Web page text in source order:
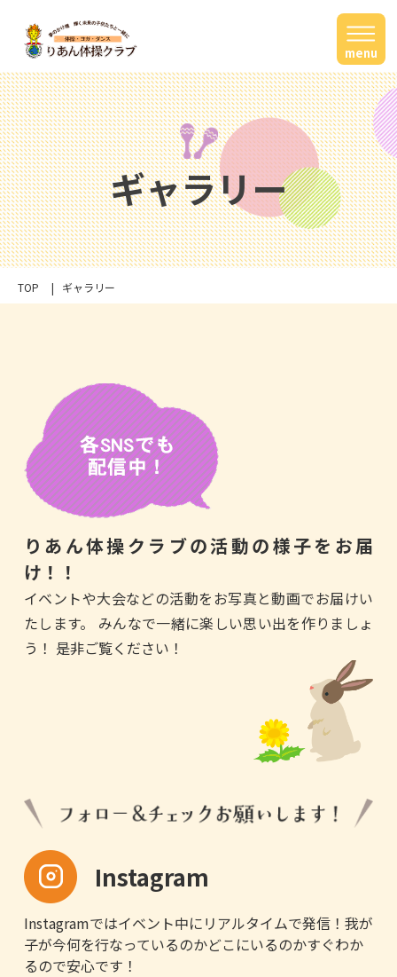
menu
ギャラリー
TOP ギャラリー
りあん体操クラブの活動の様子をお届
け！！
イベントや大会などの活動をお写真と動画でお届けい
たします。
みんなで一緒に楽しい思い出を作りましょ
う！ 是非ご覧ください！
Instagram
Instagramではイベント中にリアルタイムで発信！我が
子が今何を行なっているのかどこにいるのかすぐわか
るので安心です！